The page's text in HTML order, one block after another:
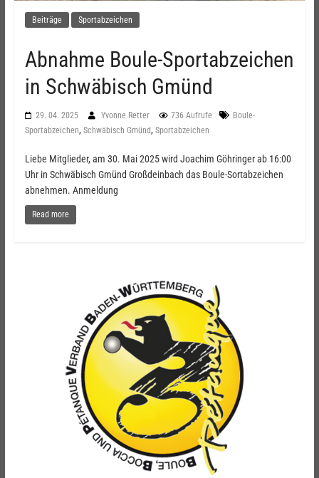
Beiträge Sportabzeichen
Abnahme Boule-Sportabzeichen
in Schwäbisch Gmünd
29. 04. 2025 Yvonne Retter 736 Aufrufe
Boule-
Sportabzeichen, Schwäbisch Gmünd, Sportabzeichen
Liebe Mitglieder, am 30. Mai 2025 wird Joachim Göhringer ab 16:00
Uhr in Schwäbisch Gmünd Großdeinbach das Boule-Sortabzeichen
abnehmen. Anmeldung
Read more